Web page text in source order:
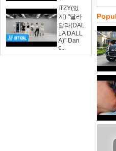
ITZY(있
지) "달라
달라(DAL
LA DALL
A)" Dan
c...